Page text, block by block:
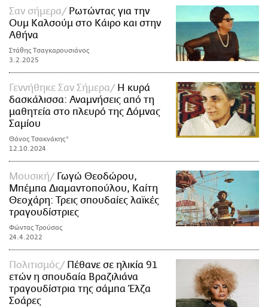
Σαν σήμερα
Ρωτώντας για την
Ουμ Καλσούμ στο Κάιρο και στην
Αθήνα
Στάθης Τσαγκαρουσιάνος
3.2.2025
Γεννήθηκε Σαν Σήμερα
Η κυρά
δασκάλισσα: Αναμνήσεις από τη
μαθητεία στο πλευρό της Δόμνας
Σαμίου
Θάνος Τσακνάκης*
12.10.2024
Μουσική
Γωγώ Θεοδώρου,
Μπέμπα Διαμαντοπούλου, Καίτη
Θεοχάρη: Τρεις σπουδαίες λαϊκές
τραγουδίστριες
Φώντας Τρούσας
24.4.2022
Πολιτισμός
Πέθανε σε ηλικία 91
ετών η σπουδαία Βραζιλιάνα
τραγουδίστρια της σάμπα Έλζα
Σοάρες